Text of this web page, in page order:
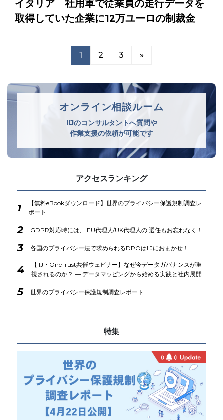
イタリア 社用車で従業員の走行データを
取得していた企業に12万ユーロの制裁金
1 2 3 »
オンライン相談ルーム
IIJのコンサルタントへ質問や
作業支援の依頼が可能です
アクセスランキング
1
【無料eBookダウンロード】世界のプライバシー保護規制調査レ
ポート
2 GDPR対応時には、 EU代理人/UK代理人の 選任もお忘れなく！
3 各国のプライバシー法で求められるDPOはIIJにおまかせ！
4
【IIJ・OneTrust共催ウェビナー】なぜ今データガバナンスが重
視されるのか？ ― データマッピングから始める実践と社内展開
5 世界のプライバシー保護規制調査レポート
特集